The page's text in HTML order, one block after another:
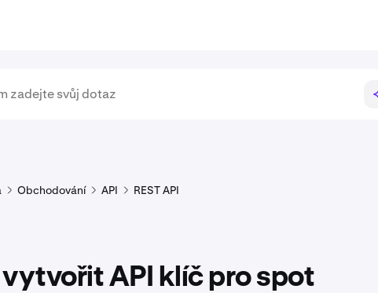
Obchodování API REST API
vytvořit API klíč pro spot